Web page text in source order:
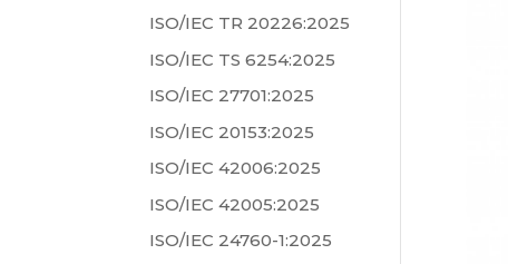
ISO/IEC TR 20226:2025
ISO/IEC TS 6254:2025
ISO/IEC 27701:2025
ISO/IEC 20153:2025
ISO/IEC 42006:2025
ISO/IEC 42005:2025
ISO/IEC 24760-1:2025